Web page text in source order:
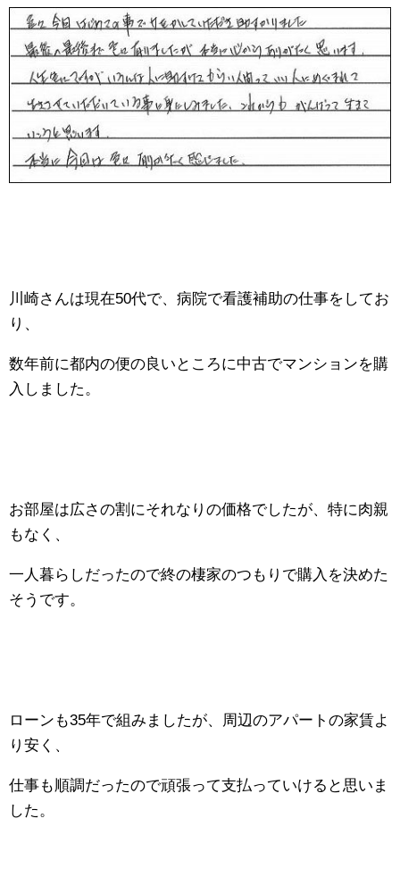
川崎さんは現在50代で、病院で看護補助の仕事をしてお
り、
数年前に都内の便の良いところに中古でマンションを購
入しました。
お部屋は広さの割にそれなりの価格でしたが、特に肉親
もなく、
一人暮らしだったので終の棲家のつもりで購入を決めた
そうです。
ローンも35年で組みましたが、周辺のアパートの家賃よ
り安く、
仕事も順調だったので頑張って支払っていけると思いま
した。